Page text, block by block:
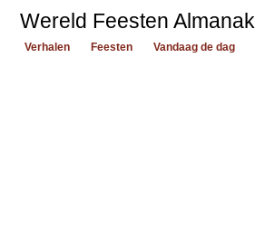
Wereld Feesten Almanak
Verhalen Feesten Vandaag de dag